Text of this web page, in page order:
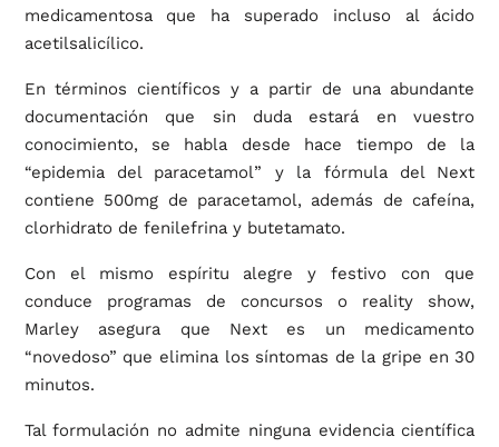
medicamentosa que ha superado incluso al ácido
acetilsalicílico.
En términos científicos y a partir de una abundante
documentación que sin duda estará en vuestro
conocimiento, se habla desde hace tiempo de la
“epidemia del paracetamol” y la fórmula del Next
contiene 500mg de paracetamol, además de cafeína,
clorhidrato de fenilefrina y butetamato.
Con el mismo espíritu alegre y festivo con que
conduce programas de concursos o reality show,
Marley asegura que Next es un medicamento
“novedoso” que elimina los síntomas de la gripe en 30
minutos.
Tal formulación no admite ninguna evidencia científica